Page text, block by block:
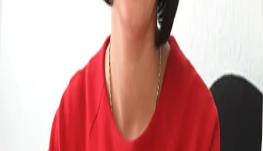
Что такое патронаж над пожилым человеком? В каком
случае он может быть установлен? Какими правами
обладает помощник? Каковы особенности договоров,
заключаемых с пожилым лицом? В каких случаях данные
правоотношения прекращаются?
Есть вопрос о патронаже над пожилым человеком?
Оставьте свой телефон, перезвоним мгновенно:
По вопросам сотрудничества
Пишите на